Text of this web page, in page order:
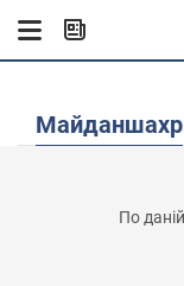
Майданшахр
По